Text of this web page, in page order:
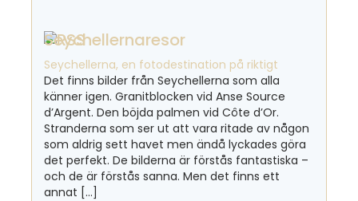
Seychellernaresor
Seychellerna, en fotodestination på riktigt
Det finns bilder från Seychellerna som alla
känner igen. Granitblocken vid Anse Source
d’Argent. Den böjda palmen vid Côte d’Or.
Stranderna som ser ut att vara ritade av någon
som aldrig sett havet men ändå lyckades göra
det perfekt. De bilderna är förstås fantastiska –
och de är förstås sanna. Men det finns ett
annat […]